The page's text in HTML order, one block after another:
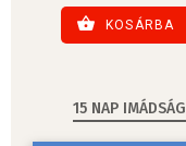
KOSÁRBA
15 NAP IMÁDSÁG